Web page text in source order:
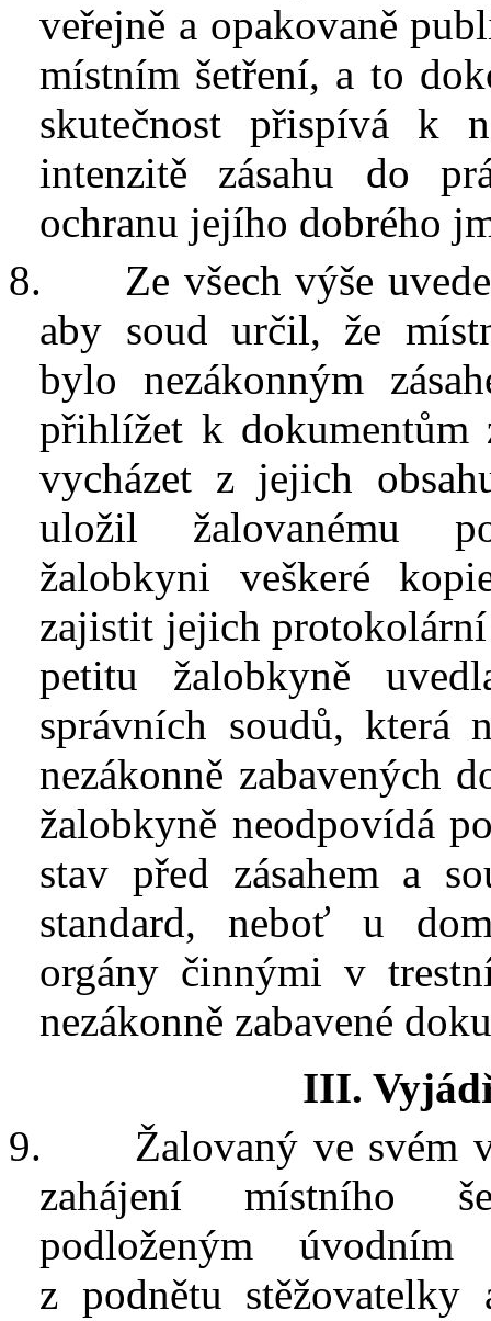
veřejně a opakovaně
místním šetření, a to
skutečnost přispívá k
intenzitě zásahu do
ochranu jejího dobrého
8.
Ze všech výše
aby soud určil, že
bylo nezákonným
přihlížet k
vycházet z jejich
uložil žalovanému
žalobkyni veškeré
zajistit jejich
petitu žalobkyně
správních soudů, která
nezákonně zabavených
žalobkyně neodpovídá
stav před zásahem a
standard, neboť u
orgány činnými v
nezákonně zabavené
III.
9.
Žalovaný ve svém
zahájení místního
podloženým úvodním
z podnětu stěžovatelky